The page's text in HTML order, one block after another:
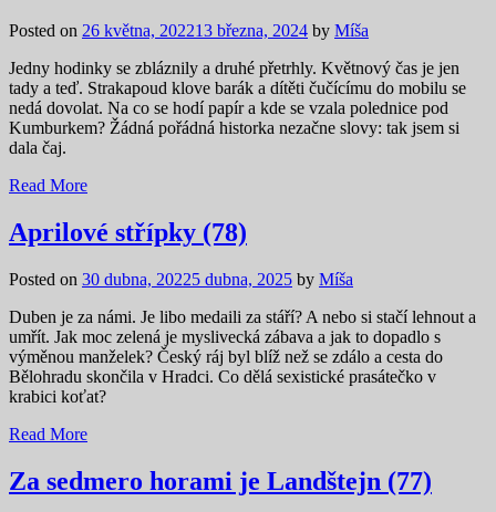
Posted on 26 května, 202213 března, 2024 by Míša
Jedny hodinky se zbláznily a druhé přetrhly. Květnový čas je jen
tady a teď. Strakapoud klove barák a dítěti čučícímu do mobilu se
nedá dovolat. Na co se hodí papír a kde se vzala polednice pod
Kumburkem? Žádná pořádná historka nezačne slovy: tak jsem si
dala čaj.
Read More
Aprilové střípky (78)
Posted on 30 dubna, 20225 dubna, 2025 by Míša
Duben je za námi. Je libo medaili za stáří? A nebo si stačí lehnout a
umřít. Jak moc zelená je myslivecká zábava a jak to dopadlo s
výměnou manželek? Český ráj byl blíž než se zdálo a cesta do
Bělohradu skončila v Hradci. Co dělá sexistické prasátečko v
krabici koťat?
Read More
Za sedmero horami je Landštejn (77)